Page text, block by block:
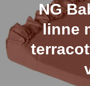
NG
linne